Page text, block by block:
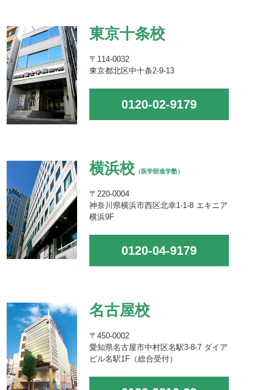
東京十条校
〒114-0032
東京都北区中十条2-9-13
0120-02-9179
横浜校 （医学部進学塾）
〒220-0004
神奈川県横浜市西区北幸1-1-8 エキニア
横浜9F
0120-04-9179
名古屋校
〒450-0002
愛知県名古屋市中村区名駅3-8-7 ダイア
ビル名駅1F（総合受付）